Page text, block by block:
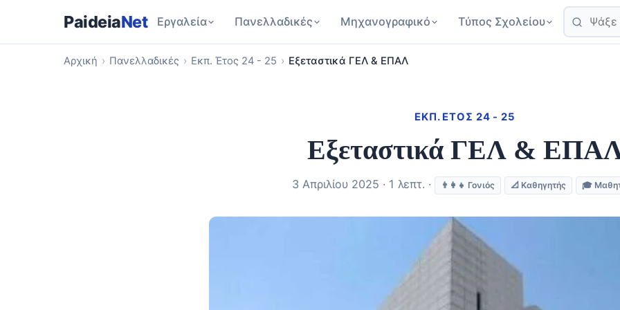
PaideiaNet Εργαλεία Πανελλαδικές Μηχανογραφικό Τύπος Σχολείου
Αρχική › Πανελλαδικές › Εκπ. Έτος 24 - 25 › Εξεταστικά ΓΕΛ & ΕΠΑΛ
ΕΚΠ. ΈΤΟΣ 24 - 25
Εξεταστικά ΓΕΛ &
3 Απριλίου 2025 · 1 λεπτ. · 👨‍👩‍👧 Γονιός 📐 Καθηγητής 🎓